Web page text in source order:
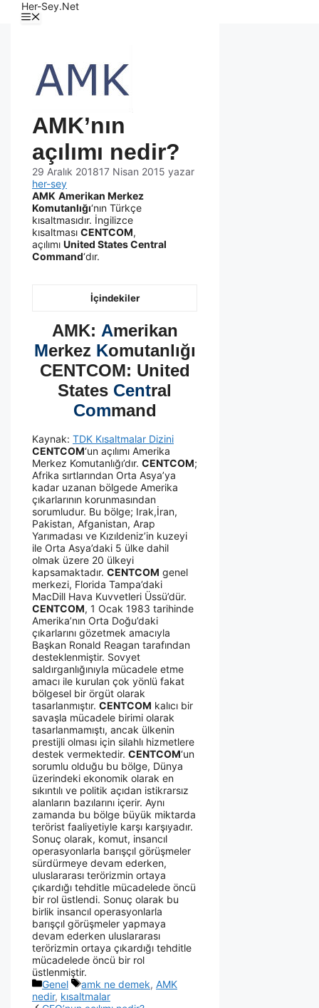
Her-Sey.Net
AMK’nın
açılımı nedir?
29 Aralık 201817 Nisan 2015 yazar
her-sey
AMK Amerikan Merkez
Komutanlığı‘nın Türkçe
kısaltmasıdır. İngilizce
kısaltması CENTCOM,
açılımı United States Central
Command‘dır.
İçindekiler
AMK: Amerikan
Merkez Komutanlığı
CENTCOM: United
States Central
Command
Kaynak: TDK Kısaltmalar Dizini
CENTCOM‘un açılımı Amerika
Merkez Komutanlığı’dır. CENTCOM;
Afrika sırtlarından Orta Asya’ya
kadar uzanan bölgede Amerika
çıkarlarının korunmasından
sorumludur. Bu bölge; Irak,İran,
Pakistan, Afganistan, Arap
Yarımadası ve Kızıldeniz’in kuzeyi
ile Orta Asya’daki 5 ülke dahil
olmak üzere 20 ülkeyi
kapsamaktadır. CENTCOM genel
merkezi, Florida Tampa’daki
MacDill Hava Kuvvetleri Üssü’dür.
CENTCOM, 1 Ocak 1983 tarihinde
Amerika’nın Orta Doğu’daki
çıkarlarını gözetmek amacıyla
Başkan Ronald Reagan tarafından
desteklenmiştir. Sovyet
saldırganlığınıyla mücadele etme
amacı ile kurulan çok yönlü fakat
bölgesel bir örgüt olarak
tasarlanmıştır. CENTCOM kalıcı bir
savaşla mücadele birimi olarak
tasarlanmamıştı, ancak ülkenin
prestijli olması için silahlı hizmetlere
destek vermektedir. CENTCOM‘un
sorumlu olduğu bu bölge, Dünya
üzerindeki ekonomik olarak en
sıkıntılı ve politik açıdan istikrarsız
alanların bazılarını içerir. Aynı
zamanda bu bölge büyük miktarda
terörist faaliyetiyle karşı karşıyadır.
Sonuç olarak, komut, insancıl
operasyonlarla barışçıl görüşmeler
sürdürmeye devam ederken,
uluslararası terörizmin ortaya
çıkardığı tehditle mücadelede öncü
bir rol üstlendi. Sonuç olarak bu
birlik insancıl operasyonlarla
barışçıl görüşmeler yapmaya
devam ederken uluslararası
terörizmin ortaya çıkardığı tehditle
mücadelede öncü bir rol
üstlenmiştir.
Genel
amk ne demek, AMK
nedir, kısaltmalar